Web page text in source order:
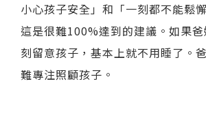
小心孩子安全」和「一刻都不能鬆
這是很難100%達到的建議。如果
刻留意孩子，基本上就不用睡了。
難專注照顧孩子。